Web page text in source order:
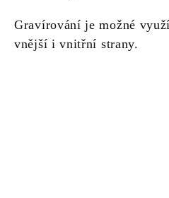
Gravírování je možné
vnější i vnitřní strany.